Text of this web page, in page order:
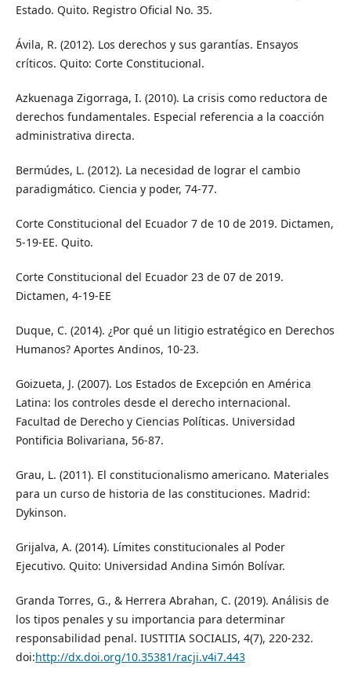
Estado. Quito. Registro Oficial No. 35.
Ávila, R. (2012). Los derechos y sus garantías. Ensayos
críticos. Quito: Corte Constitucional.
Azkuenaga Zigorraga, I. (2010). La crisis como reductora de
derechos fundamentales. Especial referencia a la coacción
administrativa directa.
Bermúdes, L. (2012). La necesidad de lograr el cambio
paradigmático. Ciencia y poder, 74-77.
Corte Constitucional del Ecuador 7 de 10 de 2019. Dictamen,
5-19-EE. Quito.
Corte Constitucional del Ecuador 23 de 07 de 2019.
Dictamen, 4-19-EE
Duque, C. (2014). ¿Por qué un litigio estratégico en Derechos
Humanos? Aportes Andinos, 10-23.
Goizueta, J. (2007). Los Estados de Excepción en América
Latina: los controles desde el derecho internacional.
Facultad de Derecho y Ciencias Políticas. Universidad
Pontificia Bolivariana, 56-87.
Grau, L. (2011). El constitucionalismo americano. Materiales
para un curso de historia de las constituciones. Madrid:
Dykinson.
Grijalva, A. (2014). Límites constitucionales al Poder
Ejecutivo. Quito: Universidad Andina Simón Bolívar.
Granda Torres, G., & Herrera Abrahan, C. (2019). Análisis de
los tipos penales y su importancia para determinar
responsabilidad penal. IUSTITIA SOCIALIS, 4(7), 220-232.
doi:http://dx.doi.org/10.35381/racji.v4i7.443